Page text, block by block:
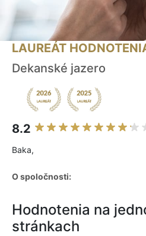
LAUREÁT
Dekanské jazero
8.2
Baka,
O spoločnosti:
Hodnotenia na
stránkach